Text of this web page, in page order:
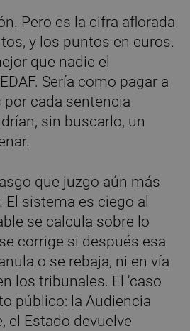
Pero es la cifra aflorada
y los puntos en euros.
que nadie el
Sería como pagar a
por cada sentencia
sin buscarlo, un
que juzgo aún más
sistema es ciego al
se calcula sobre lo
corrige si después esa
o se rebaja, ni en vía
los tribunales. El 'caso
público: la Audiencia
el Estado devuelve